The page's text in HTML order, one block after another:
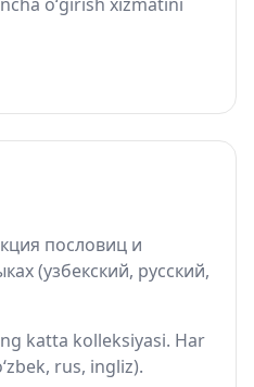
пословиц и
(узбекский, русский,
katta kolleksiyasi. Har
rus, ingliz).